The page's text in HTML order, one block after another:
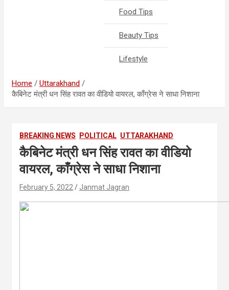
Food Tips
Beauty Tips
Lifestyle
Home
Uttarakhand
कैबिनेट मंत्री धन सिंह रावत का वीडियो वायरल, काँग्रेस ने साधा निशाना
BREAKING NEWS POLITICAL UTTARAKHAND
कैबिनेट मंत्री धन सिंह रावत का वीडियो
वायरल, काँग्रेस ने साधा निशाना
February 5, 2022 Janmat Jagran